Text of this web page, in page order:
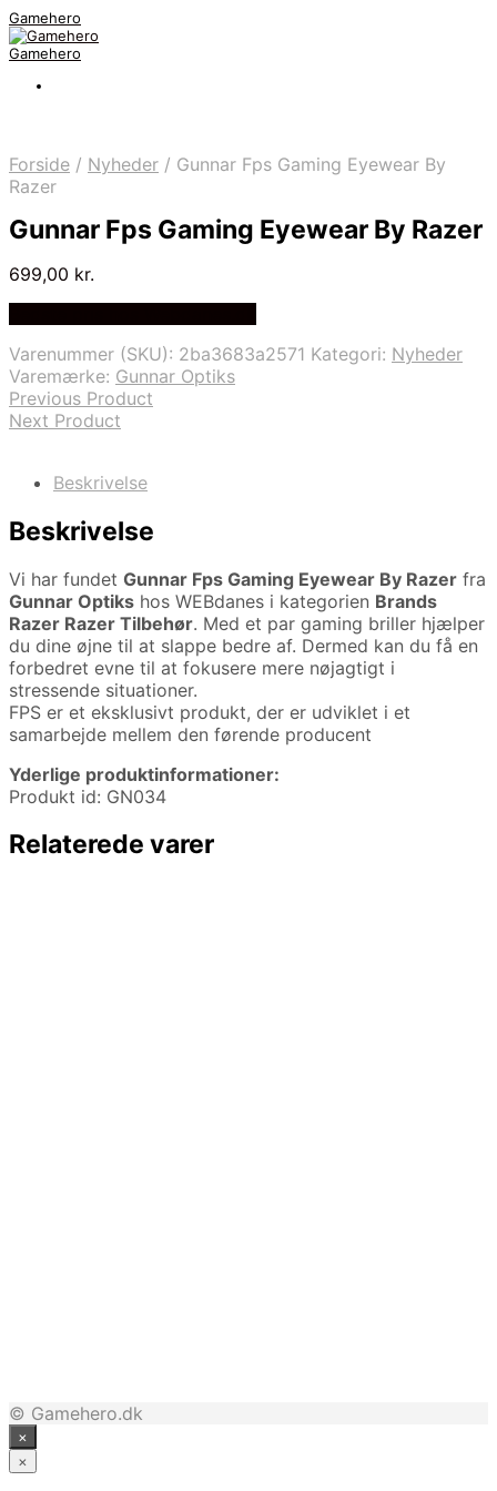
Gamehero
Gamehero
Forside / Nyheder / Gunnar Fps Gaming Eyewear By
Razer
Gunnar Fps Gaming Eyewear By Razer
699,00 kr.
Varenummer (SKU): 2ba3683a2571 Kategori: Nyheder
Varemærke: Gunnar Optiks
Previous Product
Next Product
Beskrivelse
Beskrivelse
Vi har fundet Gunnar Fps Gaming Eyewear By Razer fra
Gunnar Optiks hos WEBdanes i kategorien Brands
Razer Razer Tilbehør. Med et par gaming briller hjælper
du dine øjne til at slappe bedre af. Dermed kan du få en
forbedret evne til at fokusere mere nøjagtigt i
stressende situationer.
FPS er et eksklusivt produkt, der er udviklet i et
samarbejde mellem den førende producent
Yderlige produktinformationer:
Produkt id: GN034
Relaterede varer
© Gamehero.dk
×
×